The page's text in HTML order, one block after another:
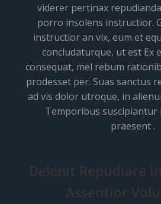
viderer pertinax
porro insolens instructior.
instructior an vix, eum et
concludaturque, ut est Ex
consequat, mel rebum
prodesset per. Suas sanctus
ad vis dolor utroque, in
Temporibus suscipiantur
praesent .
Delenit Repudiare
Assentior